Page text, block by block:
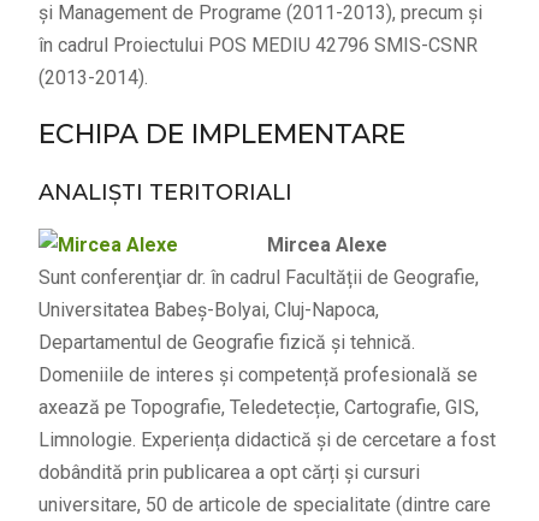
şi Management de Programe (2011-2013), precum şi
în cadrul Proiectului POS MEDIU 42796 SMIS-CSNR
(2013-2014).
ECHIPA DE IMPLEMENTARE
ANALIŞTI TERITORIALI
Mircea Alexe
Sunt conferenţiar dr. în cadrul Facultății de Geografie,
Universitatea Babeş-Bolyai, Cluj-Napoca,
Departamentul de Geografie fizică și tehnică.
Domeniile de interes și competență profesională se
axează pe Topografie, Teledetecție, Cartografie, GIS,
Limnologie. Experiența didactică și de cercetare a fost
dobândită prin publicarea a opt cărți și cursuri
universitare, 50 de articole de specialitate (dintre care